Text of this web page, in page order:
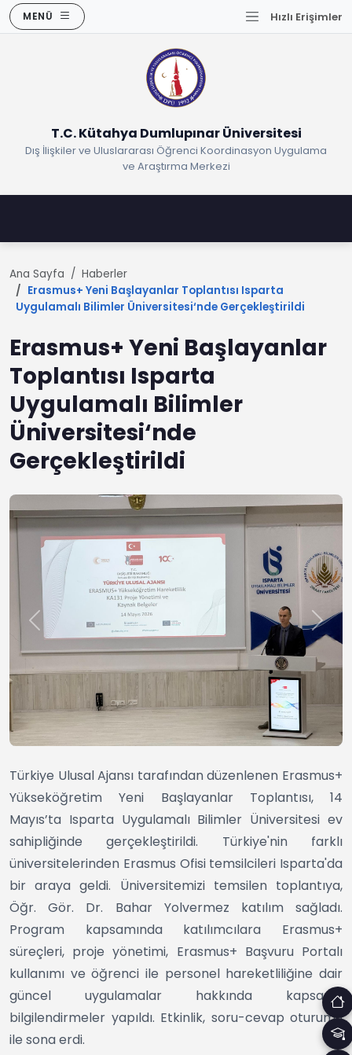
MENÜ Hızlı Erişimler
T.C. Kütahya Dumlupınar Üniversitesi
Dış İlişkiler ve Uluslararası Öğrenci Koordinasyon Uygulama
ve Araştırma Merkezi
Ana Sayfa
Haberler
Erasmus+ Yeni Başlayanlar Toplantısı Isparta
Uygulamalı Bilimler Üniversitesi‘nde Gerçekleştirildi
Erasmus+ Yeni Başlayanlar
Toplantısı Isparta
Uygulamalı Bilimler
Üniversitesi‘nde
Gerçekleştirildi
Türkiye Ulusal Ajansı tarafından düzenlenen Erasmus+
Yükseköğretim Yeni Başlayanlar Toplantısı, 14
Mayıs’ta Isparta Uygulamalı Bilimler Üniversitesi ev
sahipliğinde gerçekleştirildi. Türkiye'nin farklı
üniversitelerinden Erasmus Ofisi temsilcileri Isparta'da
bir araya geldi. Üniversitemizi temsilen toplantıya,
Öğr. Gör. Dr. Bahar Yolvermez katılım sağladı.
Program kapsamında katılımcılara Erasmus+
süreçleri, proje yönetimi, Erasmus+ Başvuru Portalı
kullanımı ve öğrenci ile personel hareketliliğine dair
güncel uygulamalar hakkında kapsamlı
bilgilendirmeler yapıldı. Etkinlik, soru-cevap oturumu
ile sona erdi.